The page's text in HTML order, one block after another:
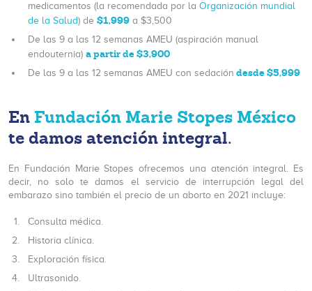
medicamentos (la recomendada por la Organización mundial
de la Salud) de $1,999 a $3,500
De las 9 a las 12 semanas AMEU (aspiración manual
endouternia) a partir de $3,900
De las 9 a las 12 semanas AMEU con sedación desde $5,999
En Fundación Marie Stopes México
te damos atención integral.
En Fundación Marie Stopes ofrecemos una atención integral. Es
decir, no solo te damos el servicio de interrupción legal del
embarazo sino también el precio de un aborto en 2021 incluye:
Consulta médica.
Historia clínica.
Exploración física.
Ultrasonido.